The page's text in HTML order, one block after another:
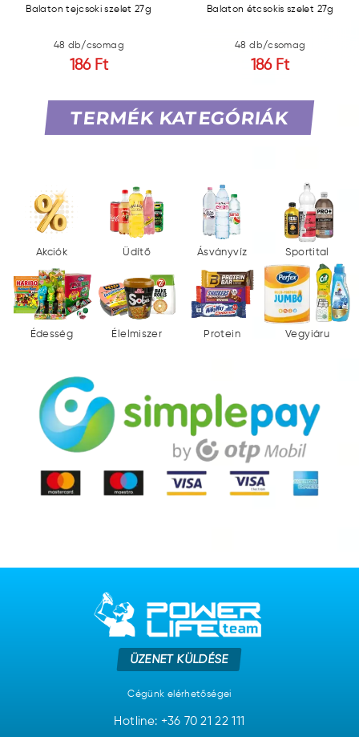
Balaton tejcsoki szelet 27g
48 db/csomag
186 Ft
Balaton étcsokis szelet 27g
48 db/csomag
186 Ft
TERMÉK KATEGÓRIÁK
Akciók Üdítő Ásványvíz Sportital
Édesség Élelmiszer Protein Vegyiáru
ÜZENET KÜLDÉSE
Cégünk elérhetőségei
Hotline: +36 70 21 22 111